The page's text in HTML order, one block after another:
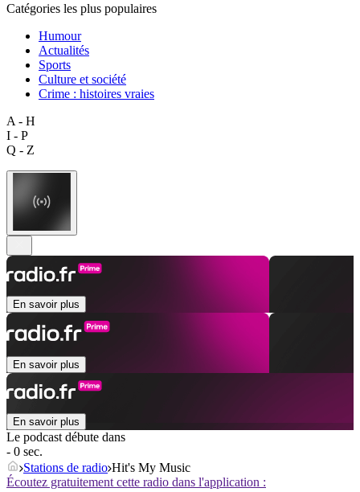
Catégories les plus populaires
Humour
Actualités
Sports
Culture et société
Crime : histoires vraies
A - H
I - P
Q - Z
En savoir plus
En savoir plus
En savoir plus
Le podcast débute dans
- 0 sec.
Stations de radio Hit's My Music
Écoutez gratuitement cette radio dans l'application :